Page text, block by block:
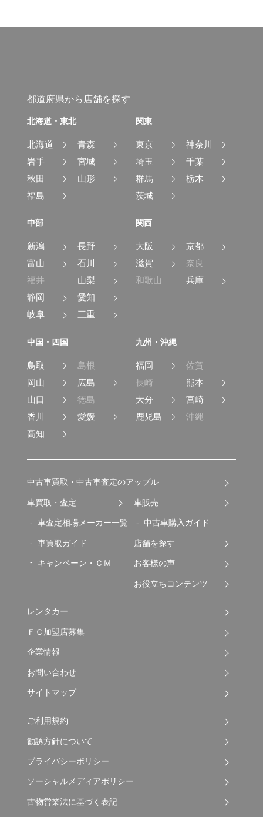
都道府県から店舗を探す
北海道・東北
北海道
青森
岩手
宮城
秋田
山形
福島
関東
東京
神奈川
埼玉
千葉
群馬
栃木
茨城
中部
新潟
長野
富山
石川
福井
山梨
静岡
愛知
岐阜
三重
関西
大阪
京都
滋賀
奈良
和歌山
兵庫
中国・四国
鳥取
島根
岡山
広島
山口
徳島
香川
愛媛
高知
九州・沖縄
福岡
佐賀
長崎
熊本
大分
宮崎
鹿児島
沖縄
中古車買取・中古車査定のアップル
車買取・査定
車査定相場メーカー一覧
車買取ガイド
キャンペーン・ＣＭ
車販売
中古車購入ガイド
店舗を探す
お客様の声
お役立ちコンテンツ
レンタカー
ＦＣ加盟店募集
企業情報
お問い合わせ
サイトマップ
ご利用規約
勧誘方針について
プライバシーポリシー
ソーシャルメディアポリシー
古物営業法に基づく表記